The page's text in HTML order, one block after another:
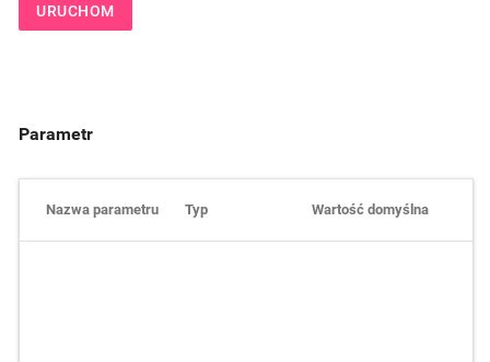
URUCHOM
Parametr
Nazwa parametru Typ Wartość domyślna